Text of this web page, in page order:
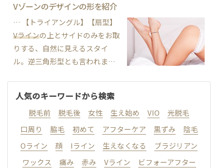
ワックスは緊張もしますし、い
つ、どんな感じで痛いのかもわ
からないので、余計に痛みを感
じてしまうことがあ…
Vゾーンのデザインの形を紹介
… 【トライアングル】【扇型】
Vラインの上とサイドのみをお取
りする、自然に見えるスタイ
ル。逆三角形型とも言われま
ックスデビューの方にオスス
メ。 角を丸くすると扇形にな
り、柔らかい印象のデザインに
なります。 トライアングル トラ
イア…
人気のキーワードから検索
脱毛前 脱毛後 女性 生え始め VIO
光脱毛
口周り
脇毛 初めて アフターケア 黒ずみ
陰毛
Oライン
顔 Iライン 生えなくなる
ブラジリアン
ワックス
痛み 赤み Vライン
ビフォーアフター